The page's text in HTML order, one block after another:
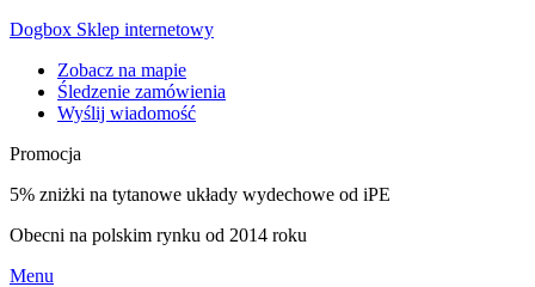
Dogbox Sklep internetowy
Zobacz na mapie
Śledzenie zamówienia
Wyślij wiadomość
Promocja
5% zniżki na tytanowe układy wydechowe od iPE
Obecni na polskim rynku od 2014 roku
Menu